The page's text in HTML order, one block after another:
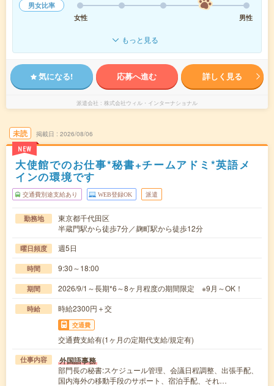
男女比率
女性
男性
もっと見る
気になる! 応募へ進む 詳しく見る
派遣会社 株式会社ウィル・インターナショナル
未読
NEW
掲載日 2026/08/06
大使館でのお仕事*秘書+チームアドミ*英語メ
インの環境です
交通費別途支給あり WEB登録OK 派遣
勤務地
東京都千代田区
半蔵門駅から徒歩7分／麹町駅から徒歩12分
曜日頻度 週5日
時間 9:30～18:00
期間 2026/9/1～長期*6～8ヶ月程度の期間限定 ※9月～OK！
時給 時給2300円＋交
交通費
交通費支給有(1ヶ月の定期代支給/規定有)
仕事内容 外国語事務
部門長の秘書:スケジュール管理、会議日程調整、出張手配、
国内海外の移動手段のサポート、宿泊手配、それ…